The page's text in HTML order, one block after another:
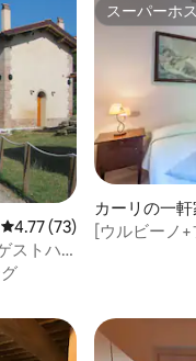
レビュー73件、5つ星中
4.77 (73)
ストハ
スーパーホス
スーパーホ
カーリの一軒
[ウルビーノ+